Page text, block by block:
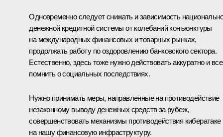
Одновременно следует снижать и зависимость
денежной кредитной системы от колебаний конъюнктуры
на международных финансовых и товарных рынках,
продолжать работу по оздоровлению банковского сектора.
Естественно, здесь тоже нужно действовать аккуратно и
помнить о социальных последствиях.
Нужно принимать меры, направленные на противодействие
незаконному выводу денежных средств за рубеж,
совершенствовать механизмы противодействия кибератаке
на нашу финансовую инфраструктуру.